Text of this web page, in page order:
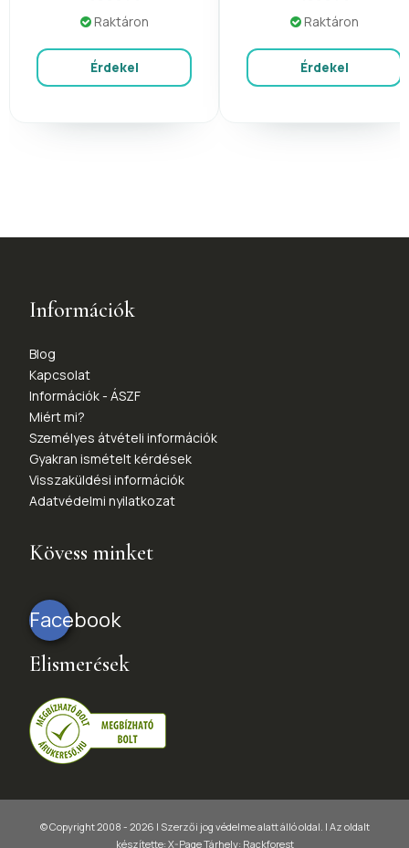
Raktáron
Érdekel
Raktáron
Érdekel
Információk
Blog
Kapcsolat
Információk - ÁSZF
Miért mi?
Személyes átvételi információk
Gyakran ismételt kérdések
Visszaküldési információk
Adatvédelmi nyilatkozat
Kövess minket
Facebook
Elismerések
© Copyright 2008 - 2026 | Szerzői jog védelme alatt álló oldal. | Az oldalt
készítette: X-PageTárhely: Rackforest